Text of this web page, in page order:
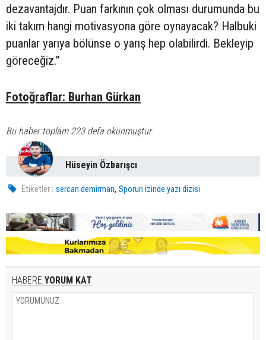
dezavantajdır. Puan farkının çok olması durumunda bu
iki takım hangi motivasyona göre oynayacak? Halbuki
puanlar yarıya bölünse o yarış hep olabilirdi. Bekleyip
göreceğiz.”
Fotoğraflar: Burhan Gürkan
Bu haber toplam 223 defa okunmuştur
Hüseyin Özbarışcı
Etiketler : sercan demirman,Sporun izinde yazı dizisi
HABERE YORUM KAT